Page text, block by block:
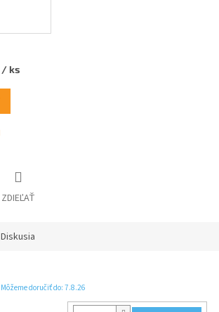
/ ks
ZDIEĽAŤ
Diskusia
Môžeme doručiť do: 7.8.26